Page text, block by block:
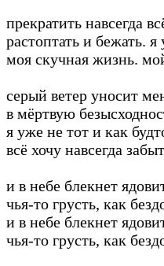
прекратить навсегда
растоптать и бежать. я
моя скучная жизнь.
серый ветер уносит
в мёртвую
я уже не тот и как
всё хочу навсегда
и в небе блекнет
чья-то грусть, как
и в небе блекнет
чья-то грусть, как